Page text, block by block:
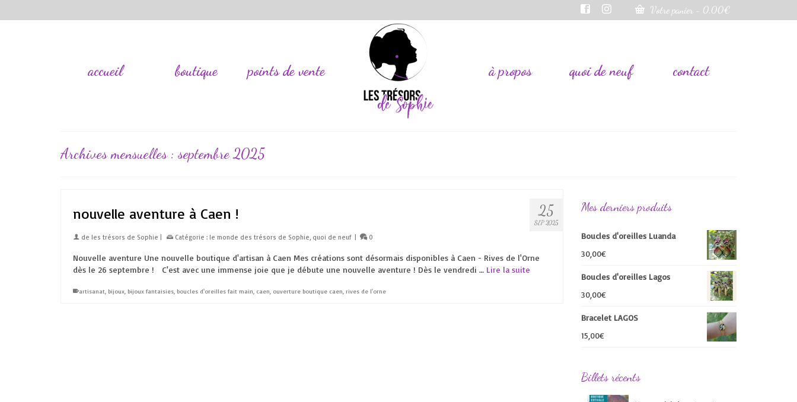
Votre panier - 0,00€
accueil boutique points de vente à propos quoi de neuf contact
Archives mensuelles : septembre 2025
25
SEP 2025
nouvelle aventure à Caen !
de les trésors de Sophie Catégorie : le monde des trésors de Sophie, quoi de neuf 0
Nouvelle aventure Une nouvelle boutique d'artisan à Caen Mes créations sont désormais disponibles à Caen - Rives de l'Orne
dès le 26 septembre ! C'est avec une immense joie que je débute une nouvelle aventure ! Dès le vendredi … Lire la suite
artisanat bijoux bijoux fantaisies boucles d'oreilles fait main caen ouverture boutique caen rives de l'orne
Mes derniers produits
Boucles d'oreilles Luanda
30,00€
Boucles d'oreilles Lagos
30,00€
Bracelet LAGOS
15,00€
Billets récents